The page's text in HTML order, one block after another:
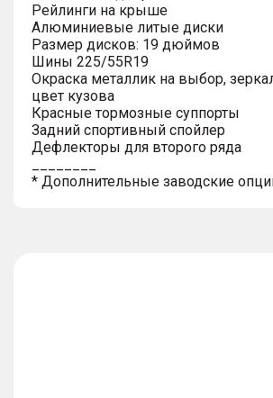
Рейлинги на крыше
Алюминиевые литые диски
Размер дисков: 19 дюймов
Шины 225/55R19
Окраска металлик на выбор,
цвет кузова
Красные тормозные суппорты
Задний спортивный спойлер
Дефлекторы для второго ряда
* Дополнительные заводские